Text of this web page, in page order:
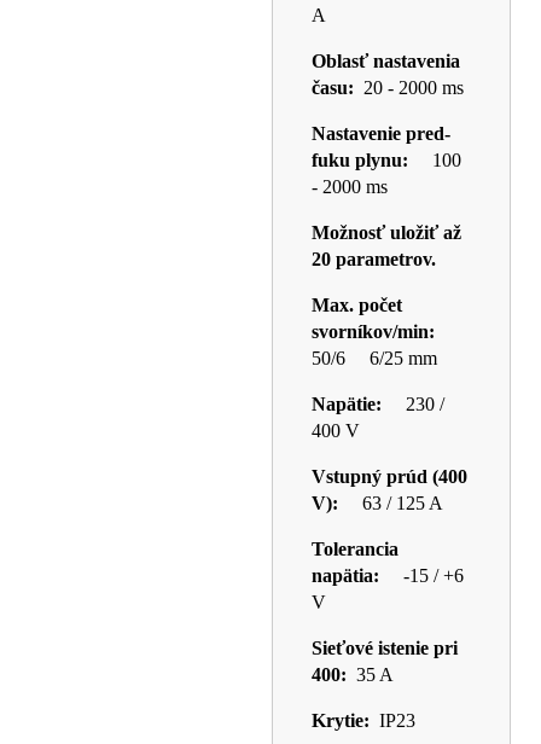
A
Oblasť nastavenia
času: 20 - 2000 ms
Nastavenie pred-
fuku plynu:
100
- 2000 ms
Možnosť uložiť až
20 parametrov.
Max. počet
svorníkov/min:
50/6
6/25 mm
Napätie:
230 /
400 V
Vstupný prúd (400
V): 63 / 125 A
Tolerancia
napätia:
-15 / +6
V
Sieťové istenie pri
400: 35 A
Krytie: IP23